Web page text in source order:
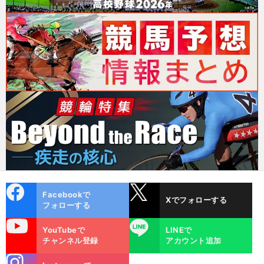
ok
Facebookで
フォローする
Xでフォローする
YouTubeで
チャンネル登録
LINE
LINEで
アカウント追加